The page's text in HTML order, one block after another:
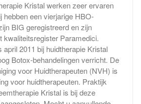
Kristal werken zeer ervaren
hebben een vierjarige HBO-
BIG geregistreerd en zijn
kwaliteitsregister Paramedici.
2011 bij huidtherapie Kristal
Botox-behandelingen verricht. De
voor Huidtherapeuten (NVH) is
voor huidtherapeuten. Praktijk
Kristal is bij deze